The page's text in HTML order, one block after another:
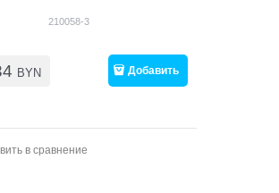
210058-3
BYN Добавить
в сравнение